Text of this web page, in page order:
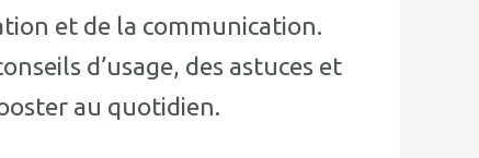
et de la communication.
d’usage, des astuces et
au quotidien.